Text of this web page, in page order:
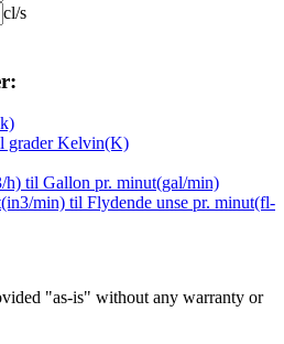
cl/s
grader Kelvin(K)
til Gallon pr. minut(gal/min)
min) til Flydende unse pr. minut(fl-
"as-is" without any warranty or